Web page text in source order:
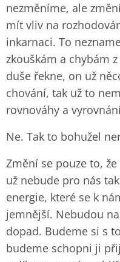
nezměníme, ale
mít vliv na
inkarnaci. To
zkouškám a chybám
duše řekne, on už
chování, tak už to
rovnováhy a
Ne. Tak to bohužel
Změní se pouze to,
už nebude pro nás
energie, které se k
jemnější. Nebudou
dopad. Budeme si s
budeme schopni ji